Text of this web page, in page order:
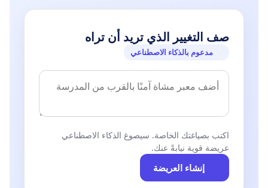
صف التغيير الذي تريد أن تراه
مدعوم بالذكاء الاصطناعي
اكتب بصياغتك الخاصة. سيصوغ الذكاء الاصطناعي
عريضة قوية نيابةً عنك.
إنشاء العريضة